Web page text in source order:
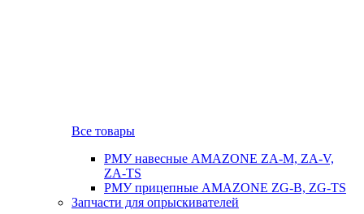
Все товары
РМУ навесные AMAZONE ZA-M, ZA-V,
ZA-TS
РМУ прицепные AMAZONE ZG-B, ZG-TS
Запчасти для опрыскивателей